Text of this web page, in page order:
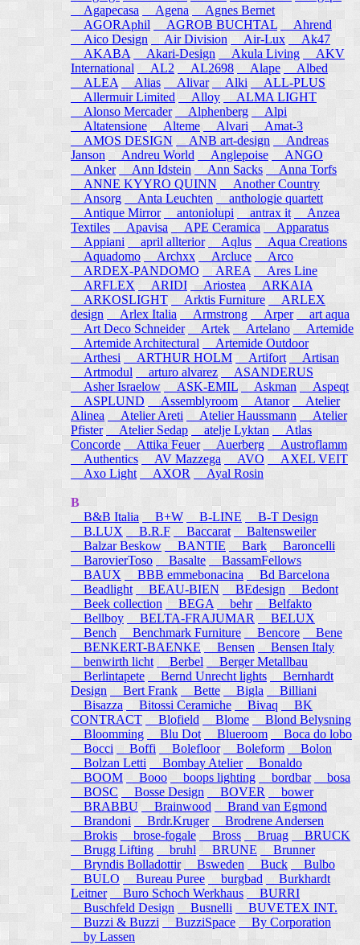
Agapecasa
Agena
Agnes Bernet
AGORAphil
AGROB BUCHTAL
Ahrend
Aico Design
Air Division Air-Lux
Ak47
AKABA
Akari-Design Akula Living
AKV
International
AL2 AL2698 Alape
Albed
ALEA
Alias Alivar Alki
ALL-PLUS
Allermuir Limited
Alloy
ALMA LIGHT
Alonso Mercader
Alphenberg
Alpi
Altatensione
Alteme Alvari
Amat-3
AMOS DESIGN
ANB art-design
Andreas
Janson
Andreu World Anglepoise
ANGO
Anker
Ann Idstein Ann Sacks
Anna Torfs
ANNE KYYRO QUINN
Another Country
Ansorg
Anta Leuchten
anthologie quartett
Antique Mirror
antoniolupi antrax it
Anzea
Textiles
Apavisa APE Ceramica
Apparatus
Appiani
april allterior Aqlus Aqua Creations
Aquadomo
Archxx Arcluce
Arco
ARDEX-PANDOMO
AREA
Ares Line
ARFLEX
ARIDI Ariostea
ARKAIA
ARKOSLIGHT
Arktis Furniture
ARLEX
design
Arlex Italia Armstrong Arper
art aqua
Art Deco Schneider
Artek Artelano
Artemide
Artemide Architectural
Artemide Outdoor
Arthesi
ARTHUR HOLM Artifort
Artisan
Artmodul
arturo alvarez
ASANDERUS
Asher Israelow
ASK-EMIL Askman
Aspeqt
ASPLUND
Assemblyroom Atanor
Atelier
Alinea
Atelier Areti Atelier Haussmann
Atelier
Pfister
Atelier Sedap atelje Lyktan
Atlas
Concorde
Attika Feuer Auerberg
Austroflamm
Authentics
AV Mazzega AVO
AXEL VEIT
Axo Light
AXOR Ayal Rosin
B
B&B Italia
B+W B-LINE
B-T Design
B.LUX
B.R.F Baccarat
Baltensweiler
Balzar Beskow
BANTIE Bark
Baroncelli
BarovierToso
Basalte
BassamFellows
BAUX
BBB emmebonacina
Bd Barcelona
Beadlight
BEAU-BIEN BEdesign
Bedont
Beek collection
BEGA behr
Belfakto
Bellboy
BELTA-FRAJUMAR
BELUX
Bench
Benchmark Furniture Bencore
Bene
BENKERT-BAENKE
Bensen
Bensen Italy
benwirth licht
Berbel
Berger Metallbau
Berlintapete
Bernd Unrecht lights
Bernhardt
Design
Bert Frank Bette Bigla
Billiani
Bisazza
Bitossi Ceramiche Bivaq
BK
CONTRACT
Blofield Blome Blond Belysning
Bloomming
Blu Dot Blueroom
Boca do lobo
Bocci
Boffi Bolefloor Boleform
Bolon
Bolzan Letti
Bombay Atelier
Bonaldo
BOOM
Booo boops lighting bordbar
bosa
BOSC
Bosse Design BOVER
bower
BRABBU
Brainwood
Brand van Egmond
Brandoni
Brdr.Kruger
Brodrene Andersen
Brokis
brose-fogale Bross Bruag
BRUCK
Brugg Lifting
bruhl BRUNE
Brunner
Bryndis Bolladottir
Bsweden Buck
Bulbo
BULO
Bureau Puree burgbad
Burkhardt
Leitner
Buro Schoch Werkhaus
BURRI
Buschfeld Design
Busnelli
BUVETEX INT.
Buzzi & Buzzi
BuzziSpace By Corporation
by Lassen